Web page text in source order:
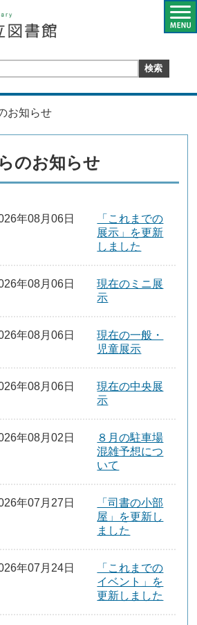
お知らせ
のお知らせ
年08月06日
「これまでの
展示」を更新
しました
年08月06日
現在のミニ展
示
年08月06日
現在の一般・
児童展示
年08月06日
現在の中央展
示
年08月02日
８月の駐車場
混雑予想につ
いて
年07月27日
「司書の小部
屋」を更新し
ました
年07月24日
「これまでの
イベント」を
更新しました